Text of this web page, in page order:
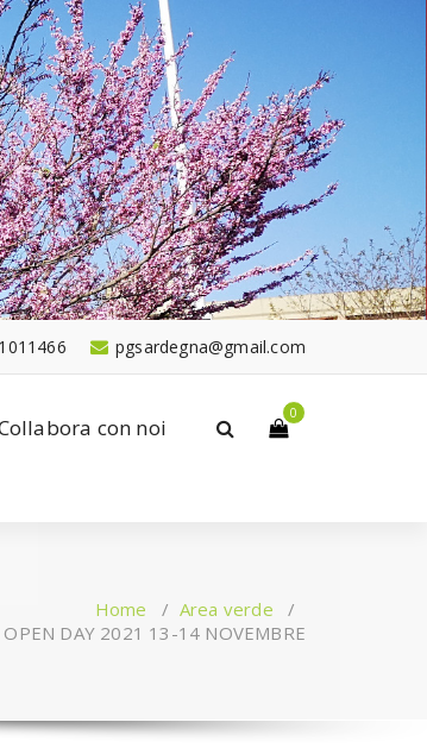
pgsardegna@gmail.com
con noi
0
Home / Area verde /
OPEN DAY 2021 13-14 NOVEMBRE